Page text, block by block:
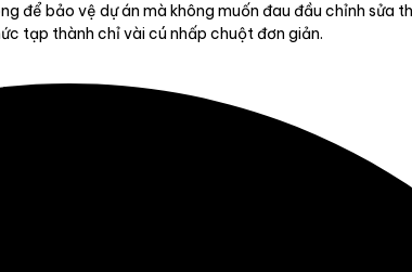
để bảo vệ dự án mà không muốn đau đầu chỉnh sửa
tạp thành chỉ vài cú nhấp chuột đơn giản.